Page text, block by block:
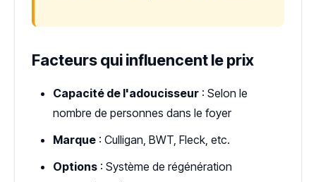
Facteurs qui influencent le prix
Capacité de l'adoucisseur : Selon le
nombre de personnes dans le foyer
Marque : Culligan, BWT, Fleck, etc.
Options : Système de régénération